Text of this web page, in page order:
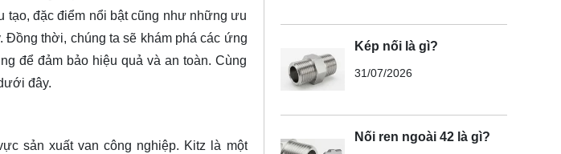
tạo, đặc điểm nổi bật cũng như những ưu
Đồng thời, chúng ta sẽ khám phá các ứng
để đảm bảo hiệu quả và an toàn. Cùng
đây.
sản xuất van công nghiệp. Kitz là một
Kép nối là gì?
31/07/2026
Nối ren ngoài 42 là gì?